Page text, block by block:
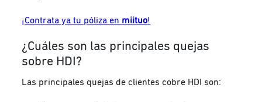
¡Contrata ya tu póliza en miituo!
¿Cuáles son las principales quejas
sobre HDI?
Las principales quejas de clientes cobre HDI son: